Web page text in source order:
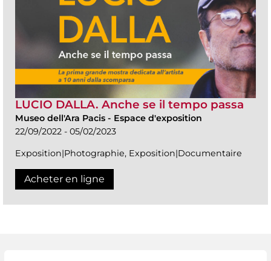
LUCIO DALLA. Anche se il tempo passa
Museo dell'Ara Pacis - Espace d'exposition
22/09/2022 - 05/02/2023
Exposition|Photographie, Exposition|Documentaire
Acheter en ligne